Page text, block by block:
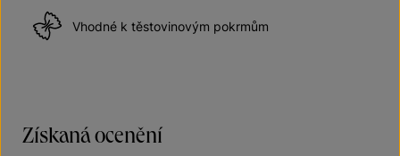
Vhodné k těstovinovým pokrmům
Získaná ocenění